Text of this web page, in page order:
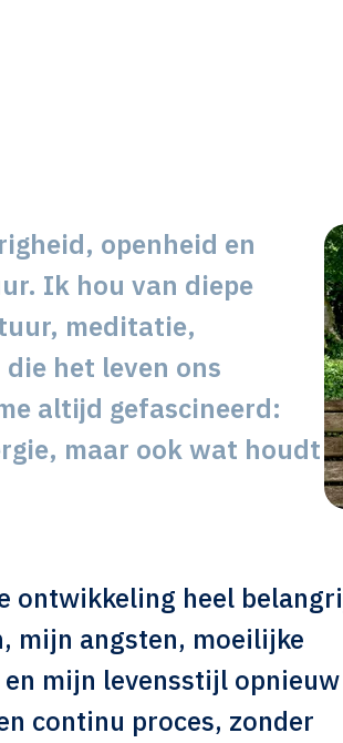
openheid en
Ik hou van diepe
meditatie,
het leven ons
altijd gefascineerd:
maar ook wat houdt
ontwikkeling heel
mijn angsten, moeilijke
mijn levensstijl opnieuw
continu proces, zonder